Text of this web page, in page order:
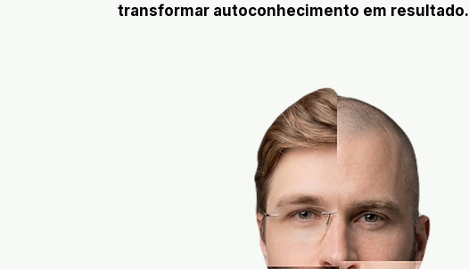
transformar autoconhecimento em resultado.